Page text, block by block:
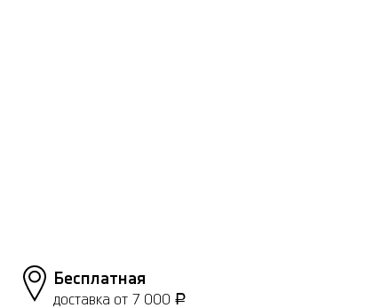
Бесплатная
доставка от 7 000 Р